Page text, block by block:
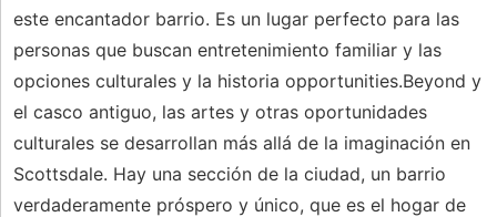
este encantador barrio. Es un lugar perfecto para las
personas que buscan entretenimiento familiar y las
opciones culturales y la historia opportunities.Beyond y
el casco antiguo, las artes y otras oportunidades
culturales se desarrollan más allá de la imaginación en
Scottsdale. Hay una sección de la ciudad, un barrio
verdaderamente próspero y único, que es el hogar de